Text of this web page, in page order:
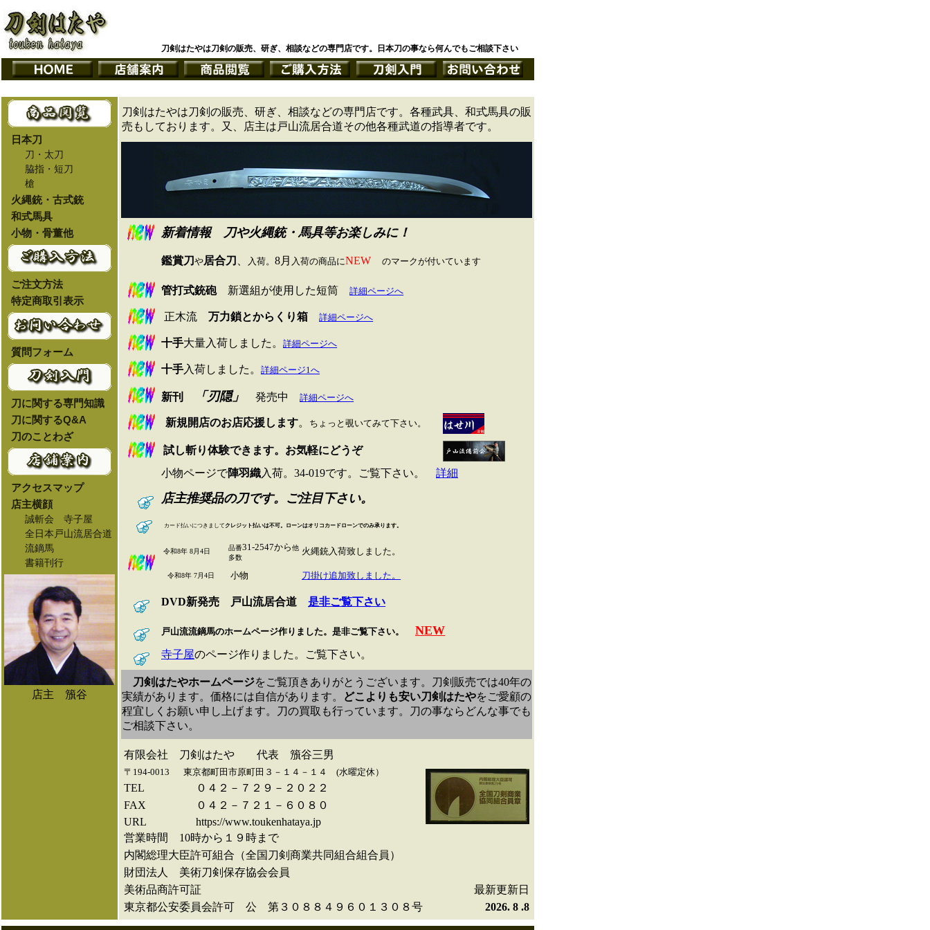
刀剣はたやは刀剣の販売、研ぎ、相談などの専門店です。日本刀の事なら何んでもご相談下さい
日本刀
刀・太刀
脇指・短刀
槍
火縄銃・古式銃
和式馬具
小物・骨董他
ご注文方法
特定商取引表示
質問フォーム
刀に関する専門知識
刀に関するQ&A
刀のことわざ
アクセスマップ
店主横顔
誠斬会 寺子屋
全日本戸山流居合道
流鏑馬
書籍刊行
店主 籏谷
刀剣はたやは刀剣の販売、研ぎ、相談などの専門店です。各種武具、和式馬具の販
売もしております。又、店主は戸山流居合道その他各種武道の指導者です。
新着情報刀や火縄銃・馬具等お楽しみに！
鑑賞刀 や居合刀 入荷。 8月 入荷の商品にNEW のマークが付いています
管打式銃砲新選組が使用した短筒 詳細ページへ
正木流 万力鎖とからくり箱 詳細ページへ
十手大量入荷しました。 詳細ページへ
十手入荷しました。 詳細ページ1へ
新刊 「刃隠」 発売中 詳細ページへ
新規開店のお店応援します。 ちょっと覗いてみて下さい。
試し斬り体験できます。お気軽にどうぞ
小物ページで陣羽織入荷。34-019です。ご覧下さい。 詳細
店主推奨品の刀です。ご注目下さい。
カード払いにつきまして クレジット払いは不可。ローンはオリコカードローンでのみ承ります。
令和8年 8月4日 品番31-2547から他
多数
火縄銃入荷致しました。
令和8年 7月4日 小物 刀掛け追加致しました。
DVD新発売 戸山流居合道 是非ご覧下さい
戸山流流鏑馬のホームページ作りました。是非ご覧下さい。 NEW
寺子屋のページ作りました。ご覧下さい。
刀剣はたやホームページをご覧頂きありがとうございます。刀剣販売では40年の
実績があります。価格には自信があります。
どこよりも安い刀剣はたやをご愛顧の
程宜しくお願い申し上げます。刀の買取も行っています。刀の事ならどんな事でも
ご相談下さい。
有限会社 刀剣はたや 代表 籏谷三男
〒194-0013 東京都町田市原町田３－１４－１４ (水曜定休）
TEL
０４２－７２９－２０２２
FAX
０４２－７２１－６０８０
URL
https://www.toukenhataya.jp
営業時間 10時から１９時まで
内閣総理大臣許可組合（全国刀剣商業共同組合組合員）
財団法人 美術刀剣保存協会会員
美術品商許可証
最新更新日
東京都公安委員会許可 公 第３０８８４９６０１３０８号
2026. 8 .8